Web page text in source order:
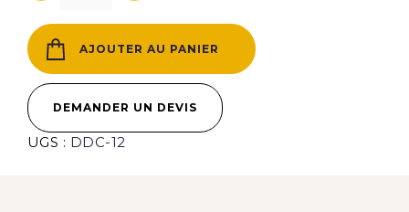
AJOUTER AU PANIER
DEMANDER UN DEVIS
UGS : DDC-12